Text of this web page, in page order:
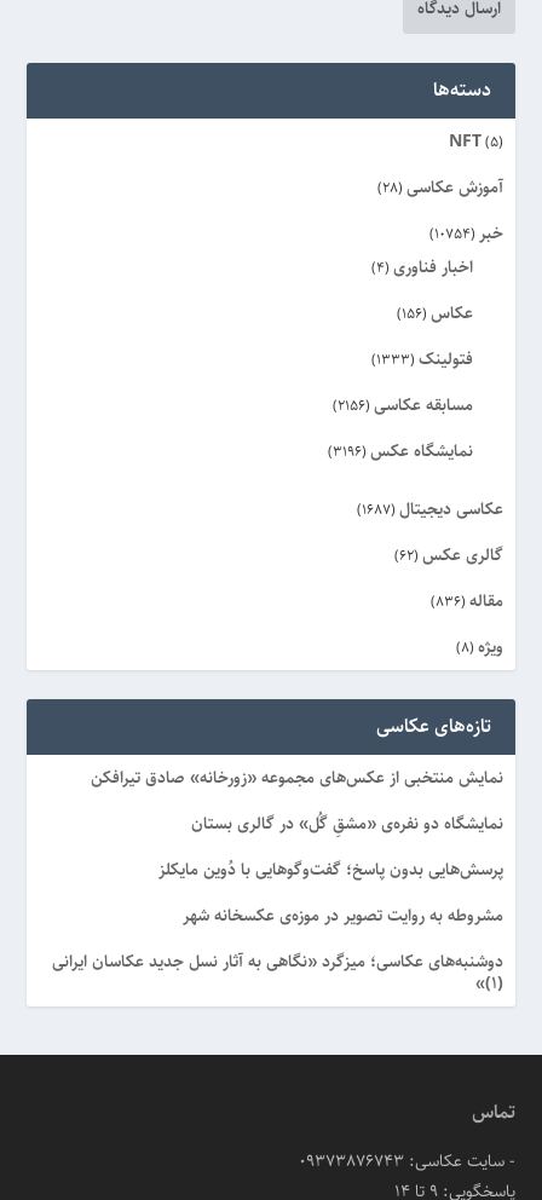
دسته‌ها
NFT(5)
آموزش عکاسی (28)
خبر (10754)
اخبار فناوری (4)
عکاس (156)
فتولینک (1333)
مسابقه عکاسی (2156)
نمایشگاه عکس (3196)
عکاسی دیجیتال (1687)
گالری عکس (62)
مقاله (836)
ویژه (8)
تازه‌های عکاسی
نمایش منتخبی از عکس‌های مجموعه «زورخانه» صادق تیرافکن
نمایشگاه دو نفره‌ی «مشقِ گُل» در گالری بستان
پرسش‌هایی بدون پاسخ؛ گفت‌وگوهایی با دُوین مایکلز
مشروطه به روایت تصویر در موزه‌ی عکسخانه شهر
دوشنبه‌های عکاسی؛ میزگرد «نگاهی به آثار نسل جدید عکاسان ایرانی
(۱)»
تماس
- سایت عکاسی: 09373876743
پاسخگویی: ۹ تا ۱۴